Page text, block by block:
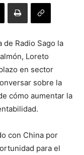
de Radio Sago la
Loreto
en sector
sobre la
cómo aumentar la
con China por
para el